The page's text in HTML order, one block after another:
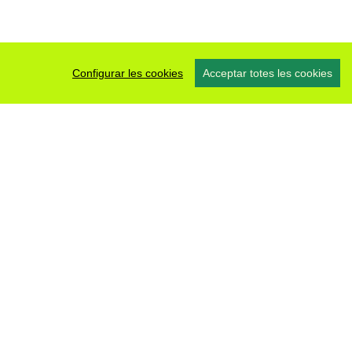
Configurar les cookies Acceptar totes les cookies